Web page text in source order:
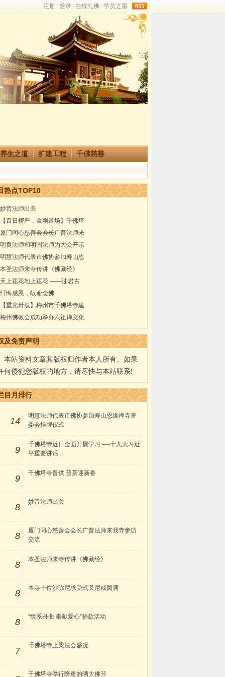
养生之道 扩建工程 千佛慈善
热点TOP10
妙音法师出关
【百日楞严，金刚道场】千佛塔
厦门同心慈善会会长广普法师来
明良法师和明国法师为大众开示
明慧法师代表市佛协参加寿山恩
本圣法师来寺传讲《佛藏经》
天上莲花地上莲花 ——油岩古
忏悔感恩，皈命念佛
【重光卅载】梅州市千佛塔寺建
梅州佛教会成功举办六祖禅文化
及免责声明
本站资料文章其版权归作者本人所有。如果
何侵犯您版权的地方，请尽快与本站联系!
目月排行
14
明慧法师代表市佛协参加寿山恩缘禅寺筹
委会挂牌仪式
9
千佛塔寺近日全面开展学习 ----十九大习近
平重要讲话...
9
千佛塔寺普供 普茶迎新春
8
妙音法师出关
8
厦门同心慈善会会长广普法师来我寺参访
交流
8
本圣法师来寺传讲《佛藏经》
8
本寺十位沙弥尼求受式叉尼戒圆满
8
“情系舟曲 奉献爱心”捐款活动
7
千佛塔寺上梁法会盛况
千佛塔寺举行隆重的晒大佛节